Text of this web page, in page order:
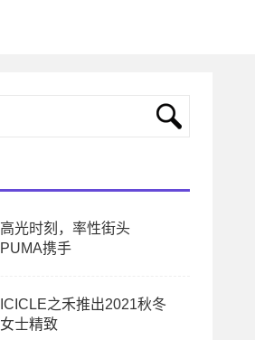
高光时刻，率性街头
PUMA携手
ICICLE之禾推出2021秋冬
女士精致